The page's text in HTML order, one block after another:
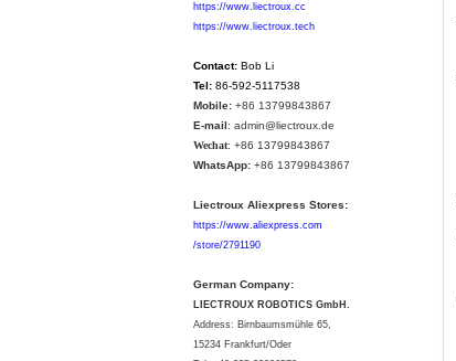
https://www.liectroux.cc
https://www.liectroux.tech
Contact:Bob Li
Tel:86-592-5117538
Mobile:+86 13799843867
E-mail: admin@liectroux.de
Wechat: +86 13799843867
WhatsApp:+86 13799843867
Liectroux Aliexpress Stores:
https://www.aliexpress.com
/store/2791190
German Company:
LIECTROUX ROBOTICS GmbH.
Address: Birnbaumsmühle 65,
15234 Frankfurt/Oder